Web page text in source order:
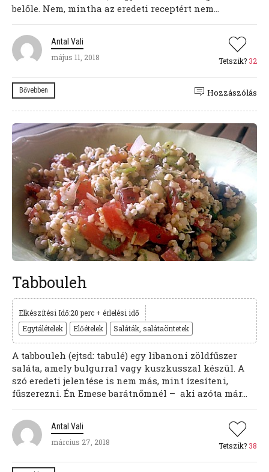
belőle. Nem, mintha az eredeti receptért nem...
Antal Vali
május 11, 2018
Tetszik? 32
Bővebben Hozzászólás
Tabbouleh
Elkészítési Idő:20 perc + érlelési idő
Egytálételek
Előételek Saláták, salátaöntetek
A tabbouleh (ejtsd: tabulé) egy libanoni zöldfűszer
saláta, amely bulgurral vagy kuszkusszal készül. A
szó eredeti jelentése is nem más, mint ízesíteni,
fűszerezni. Én Emese barátnőmnél – aki azóta már...
Antal Vali
március 27, 2018
Tetszik? 38